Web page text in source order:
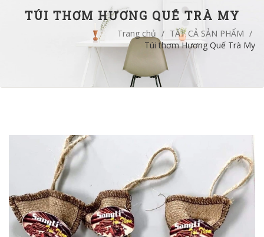
TÚI THƠM HƯƠNG QUẾ TRÀ MY
Trang chủ / TẤT CẢ SẢN PHẨM /
Túi thơm Hương Quế Trà My